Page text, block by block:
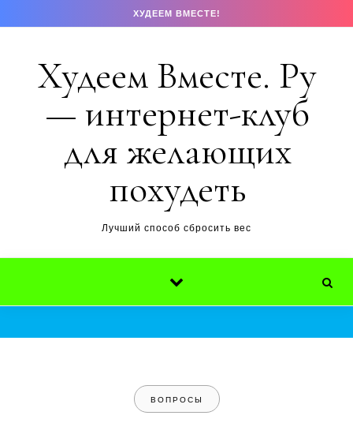
Перейти к содержимомуХУДЕЕМ ВМЕСТЕ!
Худеем Вместе. Ру
— интернет-клуб
для желающих
похудеть
Лучший способ сбросить вес
ВОПРОСЫ